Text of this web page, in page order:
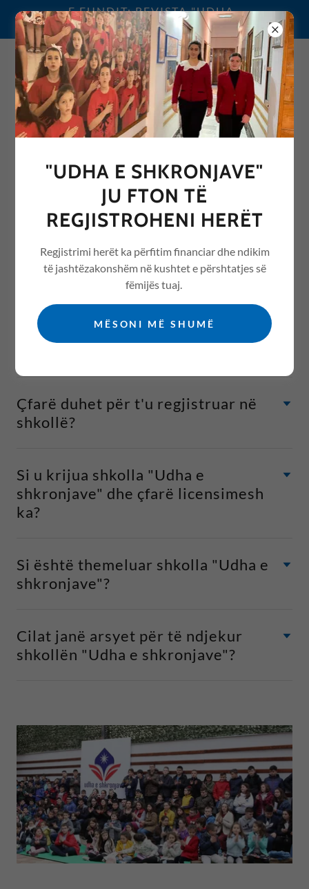
E FUNDIT: REVISTA "UDHA
E SHKRONJAVE" 2026
0692076068
PYETJE TË ZAKONSHME
Na kontaktoni nëinfo@udhaeshkronjave.edu.al ose në
069207068 nëse nuk gjeni pyetjen tuaj këtu.
Cila është adresa e shkollës?
Cilat janë ciklet mësimore në
Çfarë duhet për t'u regjistruar në
shkollë?
Si u krijua shkolla "Udha e
shkronjave" dhe çfarë licensimesh
ka?
Si është themeluar shkolla "Udha e
shkronjave"?
Cilat janë arsyet për të ndjekur
shkollën "Udha e shkronjave"?
"UDHA E SHKRONJAVE"
JU FTON TË
REGJISTROHENI HERËT
Regjistrimi herët ka përfitim financiar dhe ndikim
të jashtëzakonshëm në kushtet e përshtatjes së
fëmijës tuaj.
MËSONI MË SHUMË